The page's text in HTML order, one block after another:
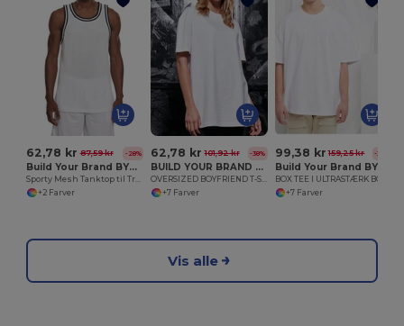
62,78 kr 87,59 kr -28%
Build Your Brand BY009
Sporty Mesh Tanktop til Træning og Basketball
+2 Farver
62,78 kr 101,92 kr -38%
BUILD YOUR BRAND BY149
OVERSIZED BOYFRIEND T-SHIRT TIL DAMER
+7 Farver
99,38 kr 159,25 kr -38%
+7 Farver
Vis alle